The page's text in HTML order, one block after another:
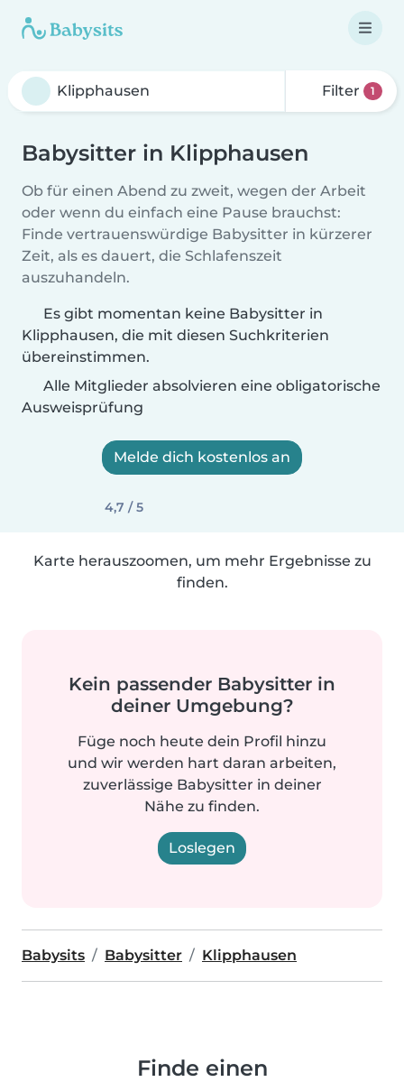
Filter 1
Babysitter in Klipphausen
Ob für einen Abend zu zweit, wegen der Arbeit
oder wenn du einfach eine Pause brauchst:
Finde vertrauenswürdige Babysitter in kürzerer
Zeit, als es dauert, die Schlafenszeit
auszuhandeln.
Es gibt momentan keine Babysitter in
Klipphausen, die mit diesen Suchkriterien
übereinstimmen.
Alle Mitglieder absolvieren eine obligatorische
Ausweisprüfung
Melde dich kostenlos an
4,7 / 5
Karte herauszoomen, um mehr Ergebnisse zu
finden.
Kein passender Babysitter in
deiner Umgebung?
Füge noch heute dein Profil hinzu
und wir werden hart daran arbeiten,
zuverlässige Babysitter in deiner
Nähe zu finden.
Loslegen
Babysits Babysitter Klipphausen
Finde einen